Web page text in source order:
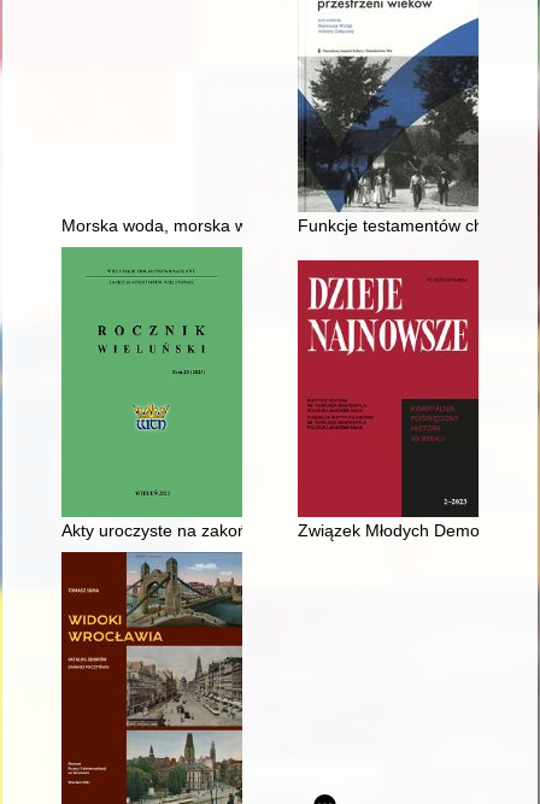
Morska woda, morska wola : morze w polskim dyskursie
Funkcje testamentów
Akty uroczyste na zakończenie nauki w wieluńskiej szkole
Związek Młodych Demokratów